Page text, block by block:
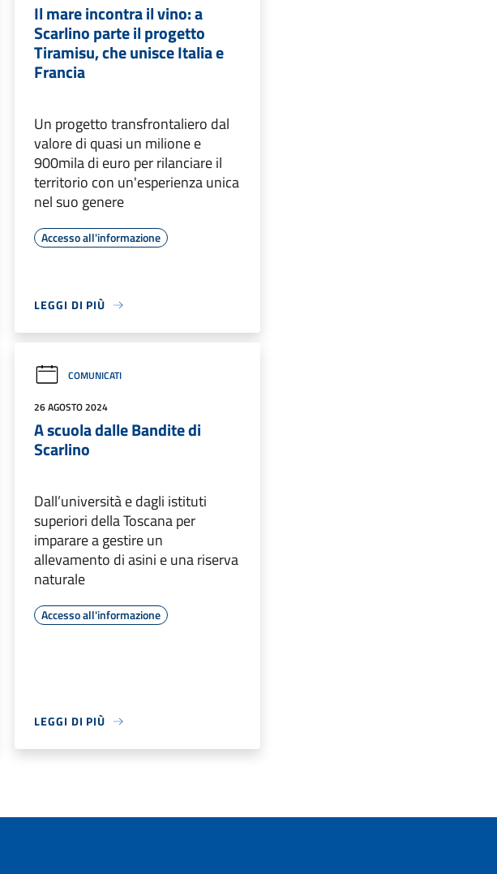
Il mare incontra il vino: a
Scarlino parte il progetto
Tiramisu, che unisce Italia e
Francia
Un progetto transfrontaliero dal
valore di quasi un milione e
900mila di euro per rilanciare il
territorio con un'esperienza unica
nel suo genere
Accesso all'informazione
LEGGI DI PIÙ
COMUNICATI
26 AGOSTO 2024
A scuola dalle Bandite di
Scarlino
Dall’università e dagli istituti
superiori della Toscana per
imparare a gestire un
allevamento di asini e una riserva
naturale
Accesso all'informazione
LEGGI DI PIÙ